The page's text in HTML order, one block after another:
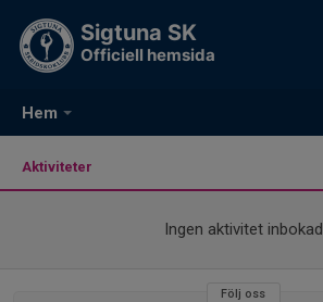
Hem
Sigtuna SK
Officiell hemsida
Aktiviteter
Ingen aktivitet inbokad
Följ oss